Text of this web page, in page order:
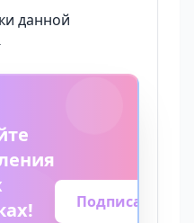
данной
Подписаться